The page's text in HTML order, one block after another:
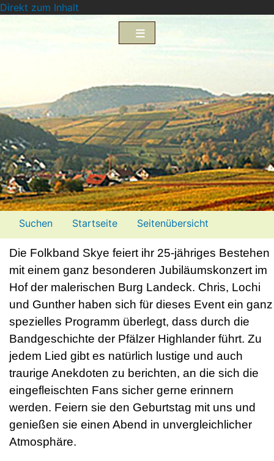
Direkt zum Inhalt
Menü2
Suchen Startseite
Seitenübersicht
Impressum
Datenschutzerklärung
Die Folkband Skye feiert ihr 25-jähriges Bestehen
mit einem ganz besonderen Jubiläumskonzert im
Hof der malerischen Burg Landeck. Chris, Lochi
und Gunther haben sich für dieses Event ein ganz
spezielles Programm überlegt, dass durch die
Bandgeschichte der Pfälzer Highlander führt. Zu
jedem Lied gibt es natürlich lustige und auch
traurige Anekdoten zu berichten, an die sich die
eingefleischten Fans sicher gerne erinnern
werden. Feiern sie den Geburtstag mit uns und
genießen sie einen Abend in unvergleichlicher
Atmosphäre.